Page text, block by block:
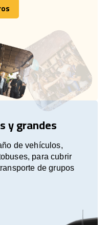
y grandes
de vehículos,
para cubrir
de grupos